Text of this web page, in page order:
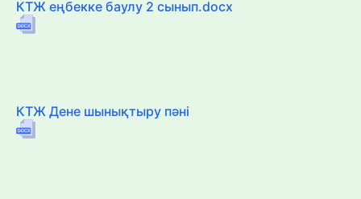
КТЖ еңбекке баулу 2 сынып.docx
КТЖ Дене шынықтыру пәні